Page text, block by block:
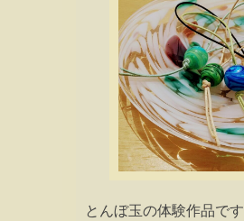
とんぼ玉の体験作品です